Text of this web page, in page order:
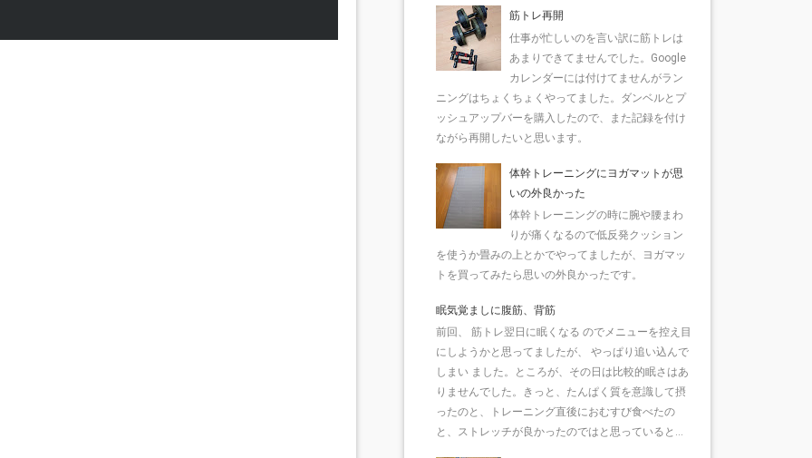
筋トレ再開
仕事が忙しいのを言い訳に筋トレは
あまりできてませんでした。Google
カレンダーには付けてませんがラン
ニングはちょくちょくやってました。ダンベルとプ
ッシュアップバーを購入したので、また記録を付け
ながら再開したいと思います。
体幹トレーニングにヨガマットが思
いの外良かった
体幹トレーニングの時に腕や腰まわ
りが痛くなるので低反発クッション
を使うか畳みの上とかでやってましたが、ヨガマッ
トを買ってみたら思いの外良かったです。
眠気覚ましに腹筋、背筋
前回、 筋トレ翌日に眠くなる のでメニューを控え目
にしようかと思ってましたが、 やっぱり追い込んで
しまい ました。ところが、その日は比較的眠さはあ
りませんでした。きっと、たんぱく質を意識して摂
ったのと、トレーニング直後におむすび食べたの
と、ストレッチが良かったのではと思っていると...